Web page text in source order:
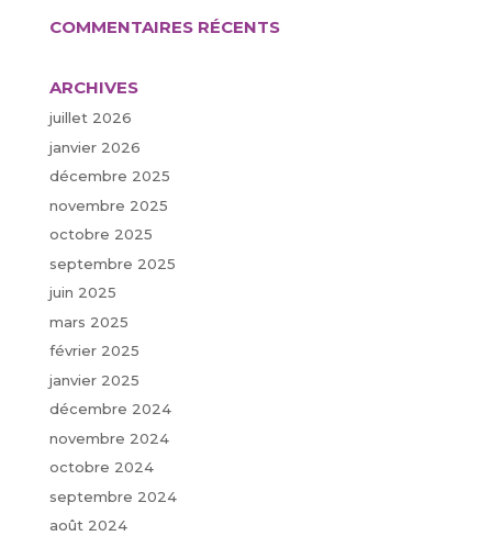
COMMENTAIRES RÉCENTS
ARCHIVES
juillet 2026
janvier 2026
décembre 2025
novembre 2025
octobre 2025
septembre 2025
juin 2025
mars 2025
février 2025
janvier 2025
décembre 2024
novembre 2024
octobre 2024
septembre 2024
août 2024